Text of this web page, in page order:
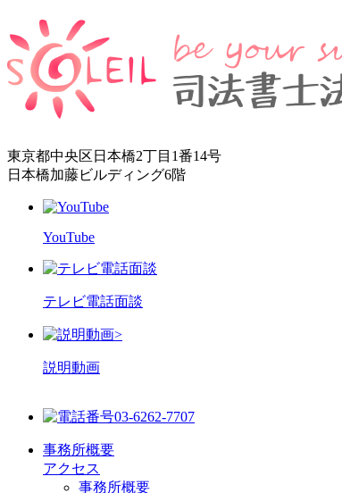
東京都中央区日本橋2丁目1番14号
日本橋加藤ビルディング6階
YouTube
テレビ電話面談
>
説明動画
03-6262-7707
事務所概要
アクセス
事務所概要